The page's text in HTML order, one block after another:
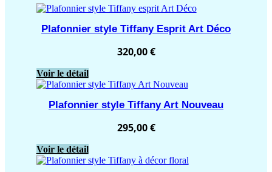
Plafonnier style Tiffany Esprit Art Déco
320,00€
Voir le détail
Plafonnier style Tiffany Art Nouveau
295,00€
Voir le détail